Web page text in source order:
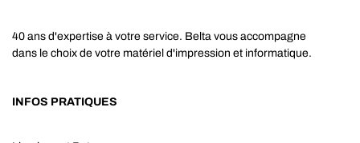
40 ans d'expertise à votre service. Belta vous accompagne
dans le choix de votre matériel d'impression et informatique.
INFOS PRATIQUES